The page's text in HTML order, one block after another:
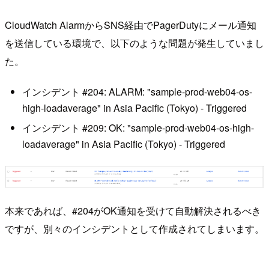
CloudWatch AlarmからSNS経由でPagerDutyにメール通知
を送信している環境で、以下のような問題が発生していまし
た。
インシデント #204: ALARM: "sample-prod-web04-os-
high-loadaverage" in Asia Pacific (Tokyo) - Triggered
インシデント #209: OK: "sample-prod-web04-os-high-
loadaverage" in Asia Pacific (Tokyo) - Triggered
本来であれば、#204がOK通知を受けて自動解決されるべき
ですが、別々のインシデントとして作成されてしまいます。